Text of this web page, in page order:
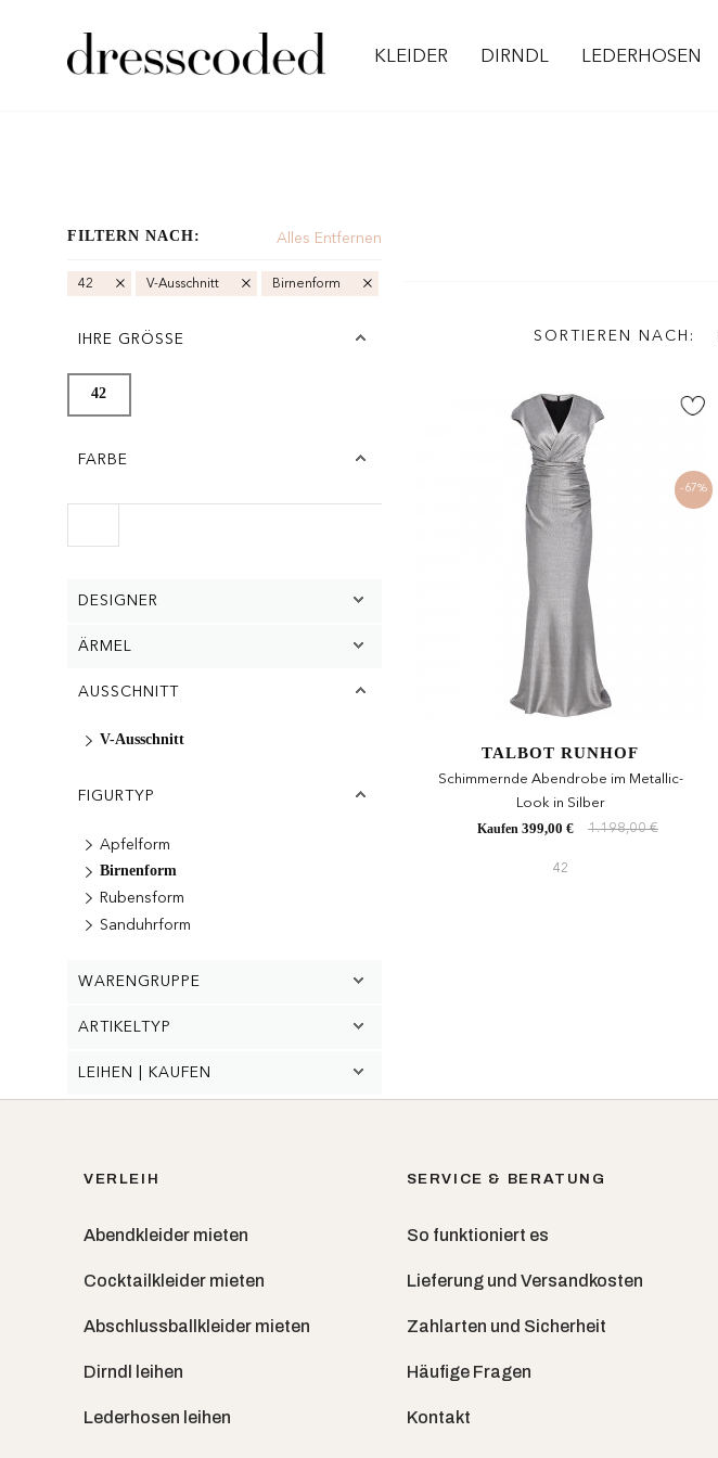
KLEIDER DIRNDL LEDERHOSEN
FILTERN NACH:
42 V-Ausschnitt Birnenform
Alles Entfernen
IHRE GRÖSSE
42
FARBE
DESIGNER
ÄRMEL
AUSSCHNITT
V-Ausschnitt
FIGURTYP
Apfelform
Birnenform
Rubensform
Sanduhrform
WARENGRUPPE
ARTIKELTYP
LEIHEN | KAUFEN
SORTIEREN NACH
-67%
TALBOT RUNHOF
Schimmernde Abendrobe im Metallic-
Look in Silber
1.198,00 €
Kaufen 399,00 €
42
VERLEIH
Abendkleider mieten
Cocktailkleider mieten
Abschlussballkleider mieten
Dirndl leihen
Lederhosen leihen
SERVICE & BERATUNG
So funktioniert es
Lieferung und Versandkosten
Zahlarten und Sicherheit
Häufige Fragen
Kontakt